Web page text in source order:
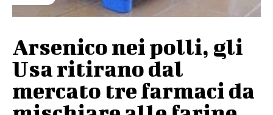
Arsenico nei polli, gli
Usa ritirano dal
mercato tre farmaci da